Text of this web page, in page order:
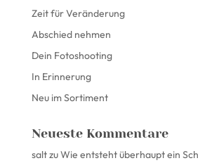
Zeit für Veränderung
Abschied nehmen
Dein Fotoshooting
In Erinnerung
Neu im Sortiment
Neueste Kommentare
saltzuWie entsteht überhaupt ein